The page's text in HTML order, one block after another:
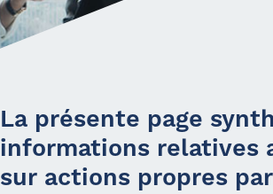
La présente page
informations relatives
sur actions propres par